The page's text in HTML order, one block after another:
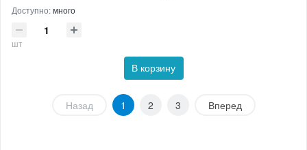
Доступно:много
шт
В корзину
Назад 1 2 3 Вперед